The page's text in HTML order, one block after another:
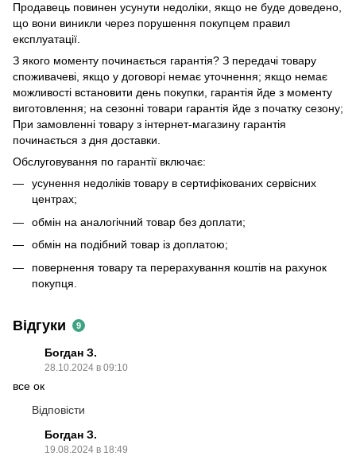
Продавець повинен усунути недоліки, якщо не буде доведено,
що вони виникли через порушення покупцем правил
експлуатації.
З якого моменту починається гарантія? З передачі товару
споживачеві, якщо у договорі немає уточнення; якщо немає
можливості встановити день покупки, гарантія йде з моменту
виготовлення; на сезонні товари гарантія йде з початку сезону;
При замовленні товару з інтернет-магазину гарантія
починається з дня доставки.
Обслуговування по гарантії включає:
усунення недоліків товару в сертифікованих сервісних
центрах;
обмін на аналогічний товар без доплати;
обмін на подібний товар із доплатою;
повернення товару та перерахування коштів на рахунок
покупця.
Відгуки 9
Богдан З.
28.10.2024 в 09:10
все ок
Відповісти
Богдан З.
19.08.2024 в 18:49